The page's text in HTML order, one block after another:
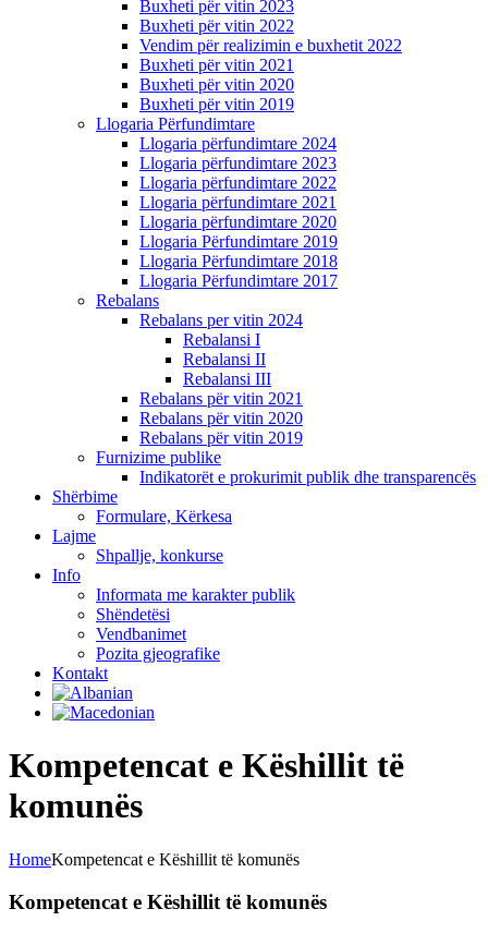
Buxheti për vitin 2023
Buxheti për vitin 2022
Vendim për realizimin e buxhetit 2022
Buxheti për vitin 2021
Buxheti për vitin 2020
Buxheti për vitin 2019
Llogaria Përfundimtare
Llogaria përfundimtare 2024
Llogaria përfundimtare 2023
Llogaria përfundimtare 2022
Llogaria përfundimtare 2021
Llogaria përfundimtare 2020
Llogaria Përfundimtare 2019
Llogaria Përfundimtare 2018
Llogaria Përfundimtare 2017
Rebalans
Rebalans per vitin 2024
Rebalansi I
Rebalansi II
Rebalansi III
Rebalans për vitin 2021
Rebalans për vitin 2020
Rebalans për vitin 2019
Furnizime publike
Indikatorët e prokurimit publik dhe transparencës
Shërbime
Formulare, Kërkesa
Lajme
Shpallje, konkurse
Info
Informata me karakter publik
Shëndetësi
Vendbanimet
Pozita gjeografike
Kontakt
Kompetencat e Këshillit të
komunës
HomeKompetencat e Këshillit të komunës
Kompetencat e Këshillit të komunës